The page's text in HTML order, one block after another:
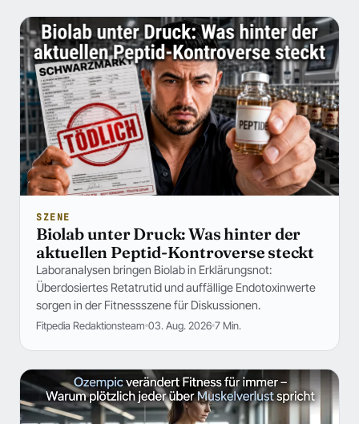
SZENE
Biolab unter Druck: Was hinter der
aktuellen Peptid-Kontroverse steckt
Laboranalysen bringen Biolab in Erklärungsnot:
Überdosiertes Retatrutid und auffällige Endotoxinwerte
sorgen in der Fitnessszene für Diskussionen.
Fitpedia Redaktionsteam 03. Aug. 2026 7 Min.